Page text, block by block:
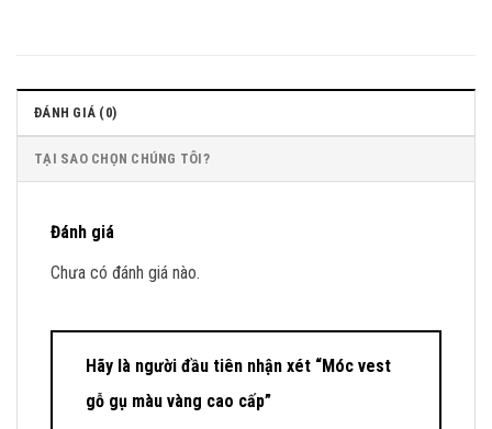
ĐÁNH GIÁ (0)
TẠI SAO CHỌN CHÚNG TÔI?
Đánh giá
Chưa có đánh giá nào.
Hãy là người đầu tiên nhận xét “Móc vest
gỗ gụ màu vàng cao cấp”